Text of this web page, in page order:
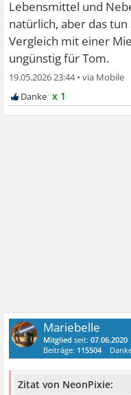
Lebensmittel und
natürlich, aber das
Vergleich mit einer
ungünstig für Tom.
19.05.2026 23:44•
x 1
Mariebelle
Mitglied seit:07.06.2020
Beiträge: 115504
Zitat von NeonPixie: